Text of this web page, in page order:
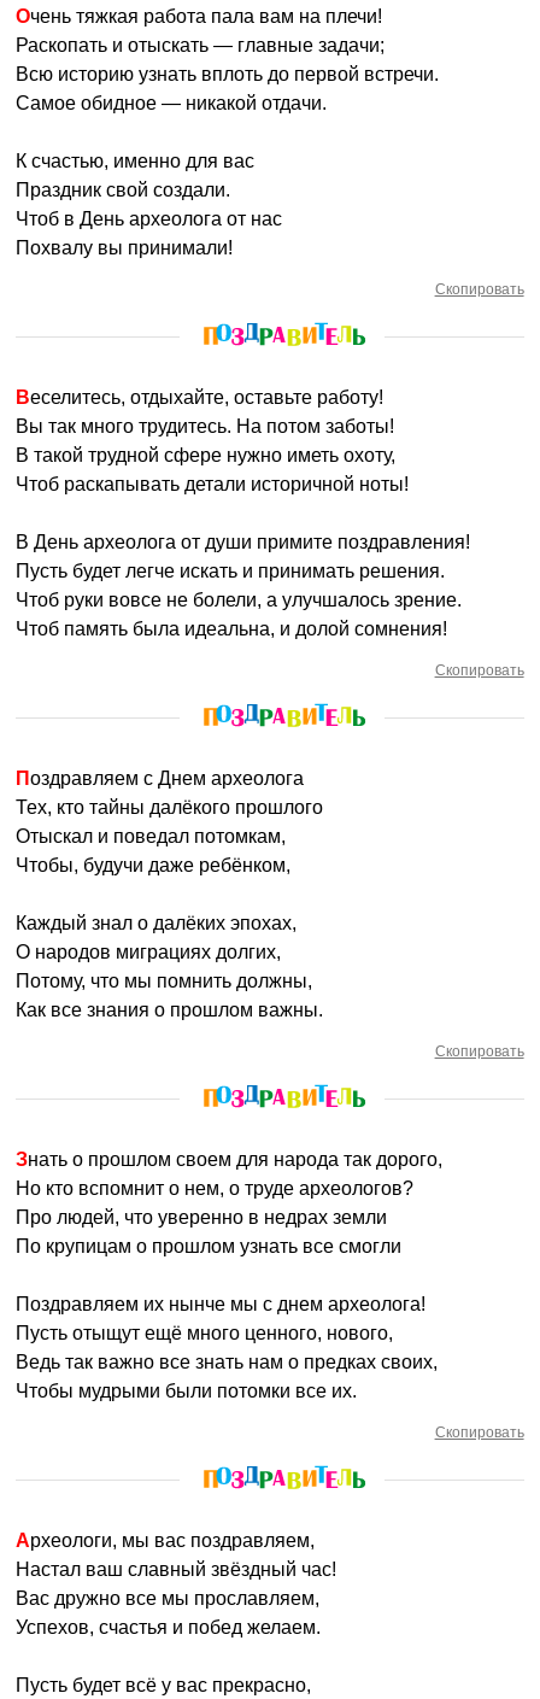
Очень тяжкая работа пала вам на плечи!
Раскопать и отыскать — главные задачи;
Всю историю узнать вплоть до первой встречи.
Самое обидное — никакой отдачи.
К счастью, именно для вас
Праздник свой создали.
Чтоб в День археолога от нас
Похвалу вы принимали!
Скопировать
Веселитесь, отдыхайте, оставьте работу!
Вы так много трудитесь. На потом заботы!
В такой трудной сфере нужно иметь охоту,
Чтоб раскапывать детали историчной ноты!
В День археолога от души примите поздравления!
Пусть будет легче искать и принимать решения.
Чтоб руки вовсе не болели, а улучшалось зрение.
Чтоб память была идеальна, и долой сомнения!
Скопировать
Поздравляем с Днем археолога
Тех, кто тайны далёкого прошлого
Отыскал и поведал потомкам,
Чтобы, будучи даже ребёнком,
Каждый знал о далёких эпохах,
О народов миграциях долгих,
Потому, что мы помнить должны,
Как все знания о прошлом важны.
Скопировать
Знать о прошлом своем для народа так дорого,
Но кто вспомнит о нем, о труде археологов?
Про людей, что уверенно в недрах земли
По крупицам о прошлом узнать все смогли
Поздравляем их нынче мы с днем археолога!
Пусть отыщут ещё много ценного, нового,
Ведь так важно все знать нам о предках своих,
Чтобы мудрыми были потомки все их.
Скопировать
Археологи, мы вас поздравляем,
Настал ваш славный звёздный час!
Вас дружно все мы прославляем,
Успехов, счастья и побед желаем.
Пусть будет всё у вас прекрасно,